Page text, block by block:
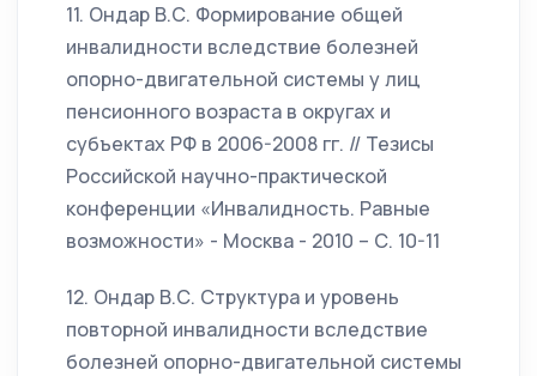
11. Ондар В.С. Формирование общей
инвалидности вследствие болезней
опорно-двигательной системы у лиц
пенсионного возраста в округах и
субъектах РФ в 2006-2008 гг. // Тезисы
Российской научно-практической
конференции «Инвалидность. Равные
возможности» - Москва - 2010 – С. 10-11
12. Ондар В.С. Структура и уровень
повторной инвалидности вследствие
болезней опорно-двигательной системы